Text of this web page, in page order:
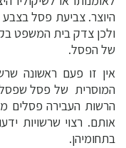
היוצר. צביעת פסל בצבע
ולכן צדק בית המשפט
של הפסל.
אין זו פעם ראשונה
המוסרית של פסל
הרשות העבירה פסלים
אותם. רצוי שרשויות
בתחומיהן.